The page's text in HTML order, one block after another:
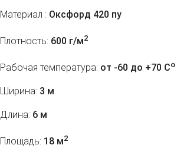
Материал : Оксфорд 420 пу
Плотность: 600 г/м2
Рабочая температура: от -60 до +70 Co
Ширина: 3 м
Длина: 6 м
Площадь: 18 м2